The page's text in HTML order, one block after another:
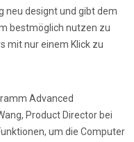
neu designt und gibt dem
bestmöglich nutzen zu
mit nur einem Klick zu
Advanced
Product Director bei
um die Computer